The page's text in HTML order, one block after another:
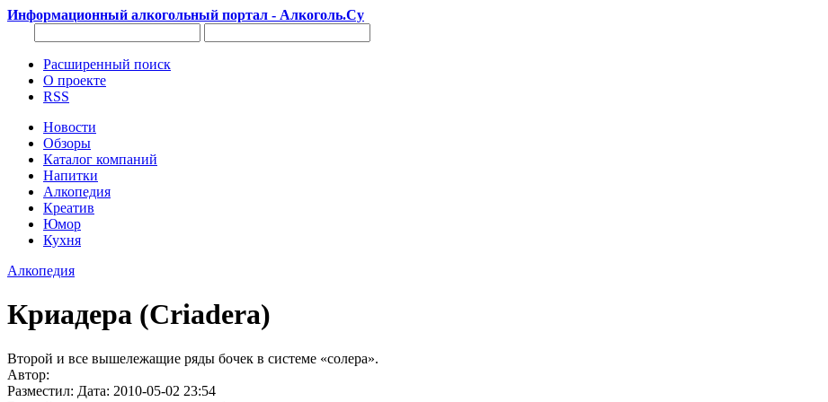
Информационный алкогольный портал - Алкоголь.Су
Расширенный поиск
О проекте
RSS
Новости
Обзоры
Каталог компаний
Напитки
Алкопедия
Креатив
Юмор
Кухня
Алкопедия
Криадера (Criadera)
Второй и все вышележащие ряды бочек в системе «солера».
Автор:
Разместил: Дата: 2010-05-02 23:54